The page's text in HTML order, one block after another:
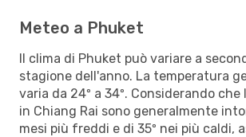
Meteo a Phuket
Il clima di Phuket può variare a
stagione dell'anno. La temperatura
varia da 24º a 34º. Considerando
in Chiang Rai sono generalmente
mesi più freddi e di 35º nei più caldi,